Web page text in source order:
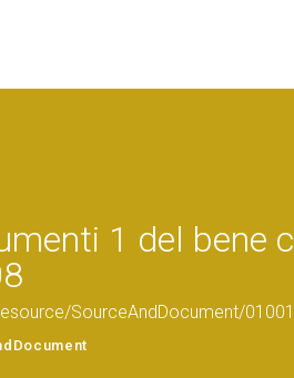
1 del bene
SourceAndDocument/